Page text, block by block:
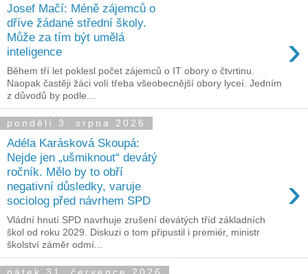
Josef Mačí: Méně zájemců o
dříve žádané střední školy.
Může za tím být umělá
inteligence
›
Během tří let poklesl počet zájemců o IT obory o čtvrtinu.
Naopak častěji žáci volí třeba všeobecnější obory lyceí. Jedním
z důvodů by podle...
pondělí 3. srpna 2026
Adéla Karásková Skoupá:
Nejde jen „ušmiknout“ devátý
ročník. Mělo by to obří
negativní důsledky, varuje
sociolog před návrhem SPD
›
Vládní hnutí SPD navrhuje zrušení devátých tříd základních
škol od roku 2029. Diskuzi o tom připustil i premiér, ministr
školství záměr odmí...